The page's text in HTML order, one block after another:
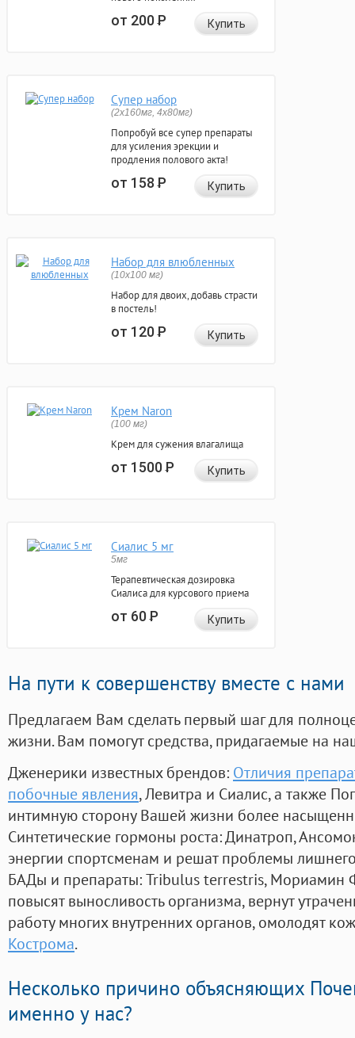
от 200Р Купить
Супер набор
(2х160мг, 4х80мг)
Попробуй все супер препараты
для усиления эрекции и
продления полового акта!
от 158Р Купить
Набор для влюбленных
(10х100 мг)
Набор для двоих, добавь страсти
в постель!
от 120Р Купить
Крем Naron
(100 мг)
Крем для сужения влагалища
от 1500Р Купить
Сиалис 5 мг
5мг
Терапевтическая дозировка
Сиалиса для курсового приема
от 60Р Купить
На пути к совершенству вместе с нами
Предлагаем Вам сделать первый шаг для
жизни. Вам помогут средства, придагаемые на
Дженерики известных брендов: Отличия
побочные явления, Левитра и Сиалис, а также
интимную сторону Вашей жизни более
Синтетические гормоны роста: Динатроп,
энергии спортсменам и решат проблемы
БАДы и препараты:Tribulus terrestris, Мориамин
повысят выносливость организма, вернут
работу многих внутренних органов, омолодят
Кострома.
Несколько причино объясняющих
именно у нас?